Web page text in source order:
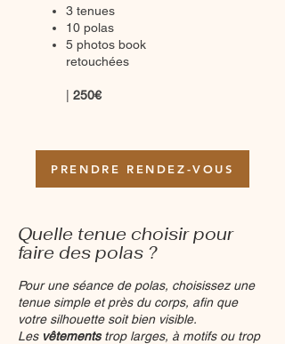
3 tenues
10 polas
5 photos book
retouchées
250€
PRENDRE RENDEZ-VOUS
Quelle tenue choisir pour
faire des polas ?
Pour une séance de polas, choisissez une
tenue simple et près du corps, afin que
votre silhouette soit bien visible.
Les vêtements trop larges, à motifs ou trop